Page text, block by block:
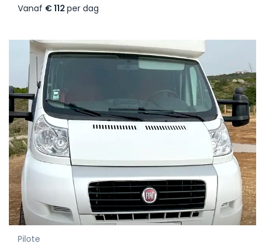
Vanaf € 112 per dag
Pilote